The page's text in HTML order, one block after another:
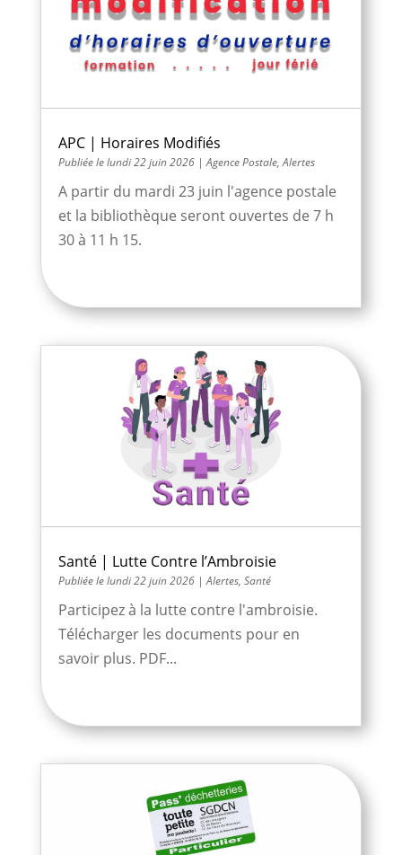
APC | Horaires Modifiés
lundi 22 juin 2026|Agence Postale,Alertes
A partir du mardi 23 juin l'agence postale
et la bibliothèque seront ouvertes de 7 h
30 à 11 h 15.
Santé | Lutte Contre l’Ambroisie
lundi 22 juin 2026|Alertes, Santé
Participez à la lutte contre l'ambroisie.
Télécharger les documents pour en
savoir plus. PDF...